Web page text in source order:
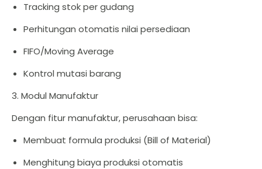
Tracking stok per gudang
Perhitungan otomatis nilai persediaan
FIFO/Moving Average
Kontrol mutasi barang
3. Modul Manufaktur
Dengan fitur manufaktur, perusahaan bisa:
Membuat formula produksi (Bill of Material)
Menghitung biaya produksi otomatis